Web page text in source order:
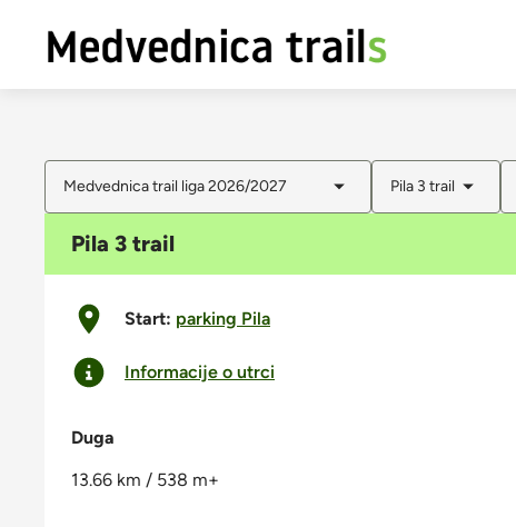
Medvednica trail liga 2026/2027 Pila 3 trail
Pila 3 trail
Start: parking Pila
Informacije o utrci
Duga
13.66 km / 538 m+